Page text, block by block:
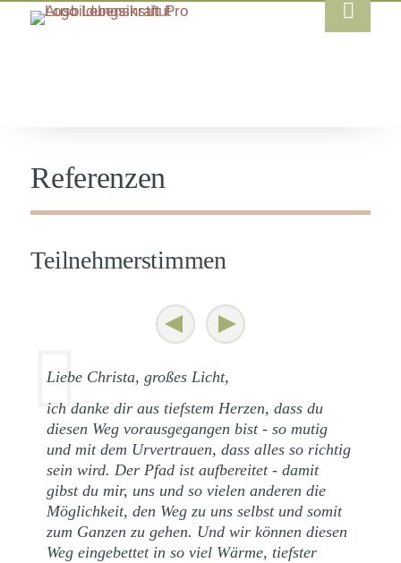
Referenzen
Teilnehmerstimmen
Liebe Christa, großes Licht,
ich danke dir aus tiefstem Herzen, dass du
diesen Weg vorausgegangen bist - so mutig
und mit dem Urvertrauen, dass alles so richtig
sein wird. Der Pfad ist aufbereitet - damit
gibst du mir, uns und so vielen anderen die
Möglichkeit, den Weg zu uns selbst und somit
zum Ganzen zu gehen. Und wir können diesen
Weg eingebettet in so viel Wärme, tiefster